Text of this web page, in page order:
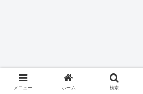
メニュー ホーム 検索